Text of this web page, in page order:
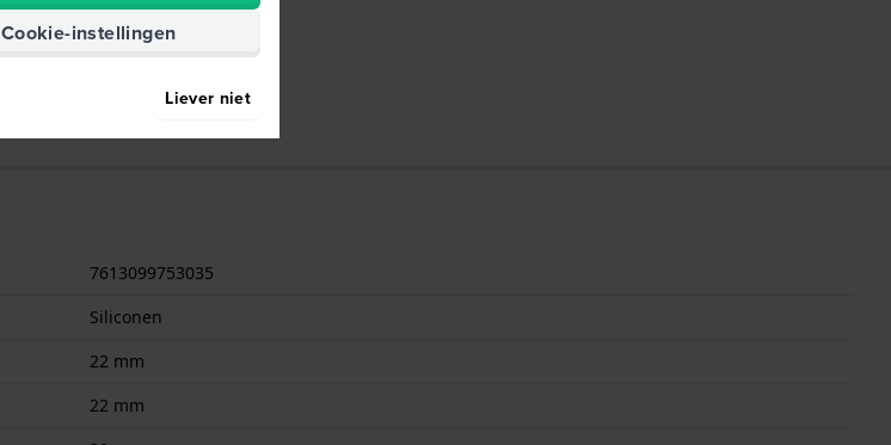
7613099753035
Siliconen
22 mm
22 mm
Cookie-instellingen
Liever niet